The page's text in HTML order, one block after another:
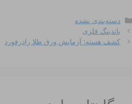
دسته‌ها
دسته‌بندی نشده
باندینگ فلزی
کشف هسته: آزمایش ورق طلا رادرفورد